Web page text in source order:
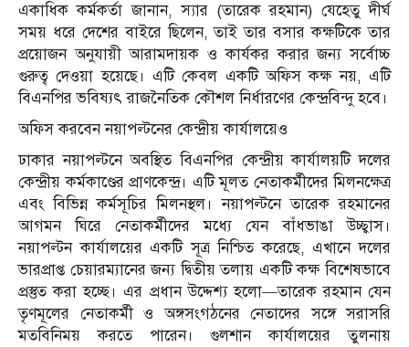
একাধিক কর্মকর্তা জানান, স্যার (তারেক রহমান) যেহেতু দীর্ঘ
সময় ধরে দেশের বাইরে ছিলেন, তাই তার বসার কক্ষটিকে তার
প্রয়োজন অনুযায়ী আরামদায়ক ও কার্যকর করার জন্য সর্বোচ্চ
গুরুত্ব দেওয়া হয়েছে। এটি কেবল একটি অফিস কক্ষ নয়, এটি
বিএনপির ভবিষ্যৎ রাজনৈতিক কৌশল নির্ধারণের কেন্দ্রবিন্দু হবে।
অফিস করবেন নয়াপল্টনের কেন্দ্রীয় কার্যালয়েও
ঢাকার নয়াপল্টনে অবস্থিত বিএনপির কেন্দ্রীয় কার্যালয়টি দলের
কেন্দ্রীয় কর্মকাণ্ডের প্রাণকেন্দ্র। এটি মূলত নেতাকর্মীদের মিলনক্ষেত্র
এবং বিভিন্ন কর্মসূচির মিলনস্থল। নয়াপল্টনে তারেক রহমানের
আগমন ঘিরে নেতাকর্মীদের মধ্যে যেন বাঁধভাঙা উচ্ছ্বাস।
নয়াপল্টন কার্যালয়ের একটি সূত্র নিশ্চিত করেছে, এখানে দলের
ভারপ্রাপ্ত চেয়ারম্যানের জন্য দ্বিতীয় তলায় একটি কক্ষ বিশেষভাবে
প্রস্তুত করা হচ্ছে। এর প্রধান উদ্দেশ্য হলো—তারেক রহমান যেন
তৃণমূলের নেতাকর্মী ও অঙ্গসংগঠনের নেতাদের সঙ্গে সরাসরি
মতবিনিময় করতে পারেন। গুলশান কার্যালয়ের তুলনায়